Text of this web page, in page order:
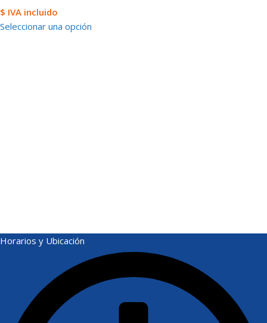
$ IVA incluido
Seleccionar una opción
Horarios y Ubicación